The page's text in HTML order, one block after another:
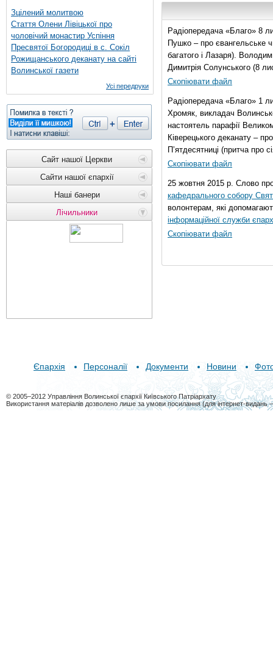
Зцілений молитвою
Стаття Олени Лівіцької про
чоловічий монастир Успіння
Пресвятої Богородиці в с. Сокіл
Рожищанського деканату на сайті
Волинської газети
Усі передруки
Сайт нашої Церкви
Сайти нашої єпархії
Наші банери
Лічильники
Радіопередача «Благо» 8
Пушко – про євангельське
багатого і Лазаря).
Димитрія Солунського (8
Скопіювати файл
Радіопередача «Благо» 1
Хромяк, викладач
настоятель парафії
Ківерецького деканату –
П’ятдесятниці (притча про
Скопіювати файл
25 жовтня 2015 р. Слово
кафедрального собору
волонтерам, які
інформаційної служби
Скопіювати файл
Єпархія Персоналії Документи Новини
© 2005–2012 Управління Волинської єпархії Київського Патріархату
Використання матеріалів дозволено лише за умови посилання (для інтернет-видань